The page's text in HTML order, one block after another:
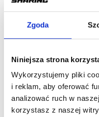
Zgoda
Niniejsza strona
Wykorzystujemy pliki
i reklam, aby oferować
analizować ruch w
korzystasz z naszej
warunkach. Wynik
motogodzin rocznie będzie
potrzebna, jak zmienne jest to
lub warto zamrozić w